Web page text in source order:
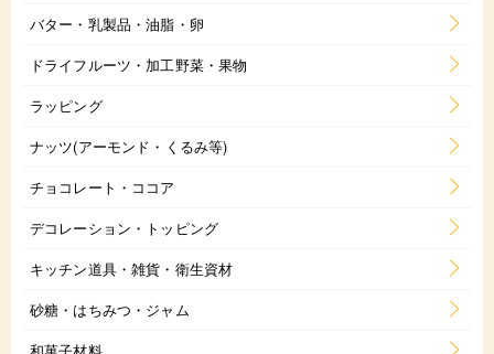
バター・乳製品・油脂・卵
ドライフルーツ・加工野菜・果物
ラッピング
ナッツ(アーモンド・くるみ等)
チョコレート・ココア
デコレーション・トッピング
キッチン道具・雑貨・衛生資材
砂糖・はちみつ・ジャム